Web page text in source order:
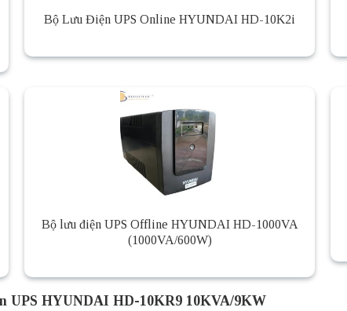
Bộ Lưu Điện UPS Online HYUNDAI HD-10K2i
Bộ lưu điện UPS Offline HYUNDAI HD-1000VA
(1000VA/600W)
UPS HYUNDAI HD-10KR9 10KVA/9KW